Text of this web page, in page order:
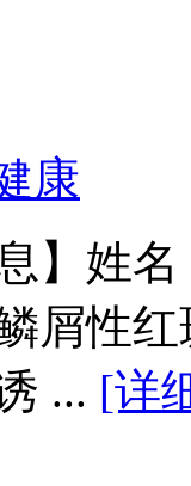
康
】姓
屑性
... [详